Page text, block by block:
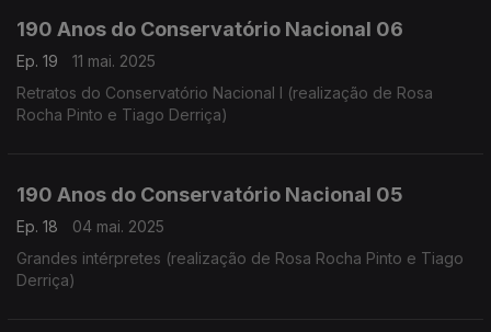
190 Anos do Conservatório Nacional 06
Ep. 19
11 mai. 2025
Retratos do Conservatório Nacional I (realização de Rosa
Rocha Pinto e Tiago Derriça)
190 Anos do Conservatório Nacional 05
Ep. 18
04 mai. 2025
Grandes intérpretes (realização de Rosa Rocha Pinto e Tiago
Derriça)